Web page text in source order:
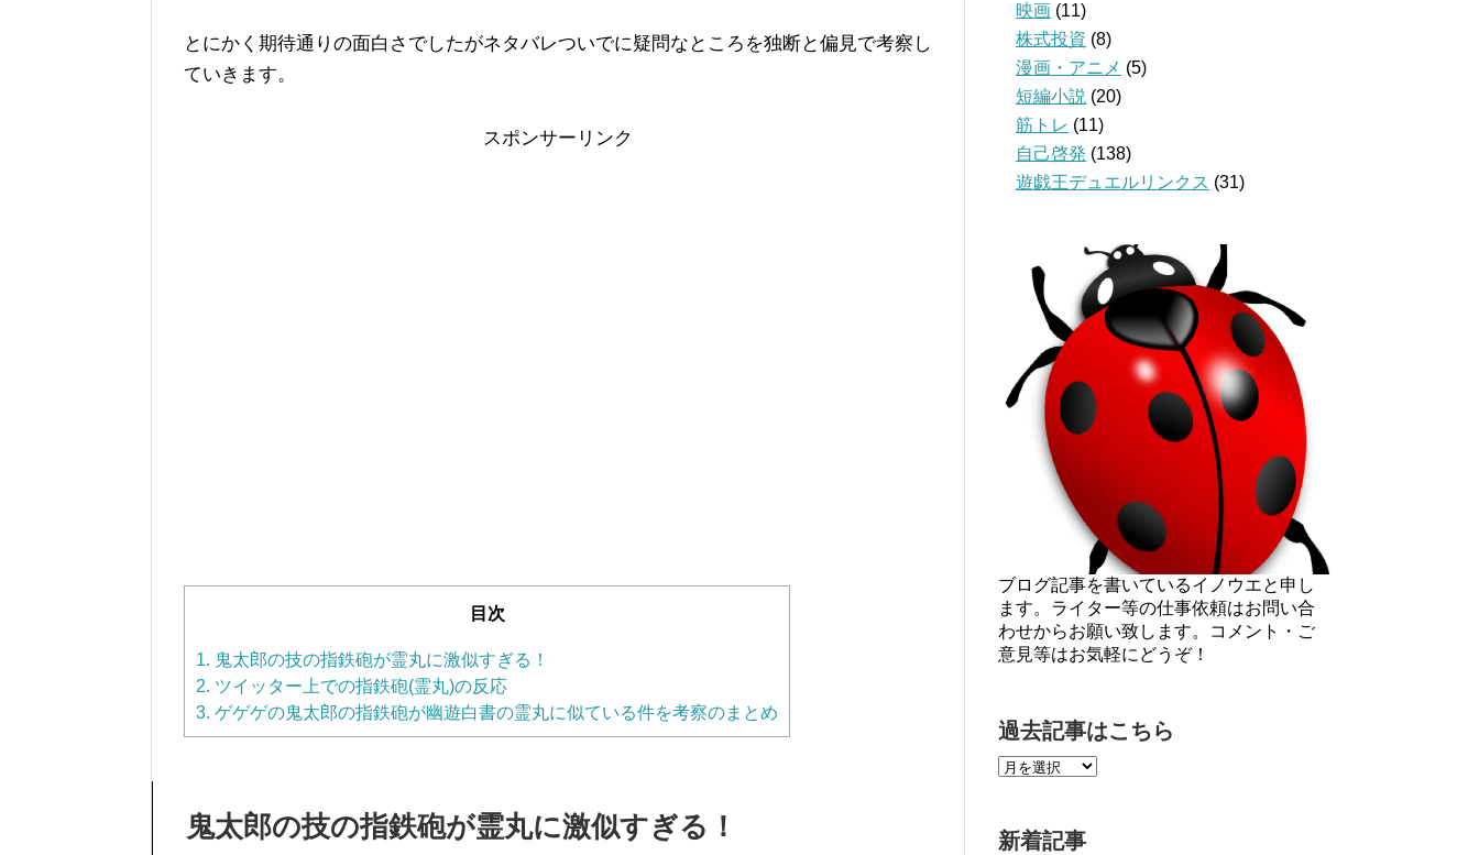
とにかく期待通りの面白さでしたがネタバレついでに疑問なところを独断と偏見で考察し
ていきます。
スポンサーリンク
目次
1. 鬼太郎の技の指鉄砲が霊丸に激似すぎる！
2. ツイッター上での指鉄砲(霊丸)の反応
3. ゲゲゲの鬼太郎の指鉄砲が幽遊白書の霊丸に似ている件を考察のまとめ
鬼太郎の技の指鉄砲が霊丸に激似すぎる！
映画 (11)
株式投資 (8)
漫画・アニメ (5)
短編小説 (20)
筋トレ (11)
自己啓発 (138)
遊戯王デュエルリンクス (31)
ブログ記事を書いているイノウエと申し
ます。ライター等の仕事依頼はお問い合
わせからお願い致します。コメント・ご
意見等はお気軽にどうぞ！
過去記事はこちら
新着記事